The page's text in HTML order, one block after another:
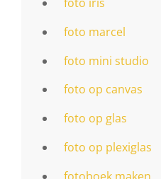
foto marcel
foto mini studio
foto op canvas
foto op glas
foto op plexiglas